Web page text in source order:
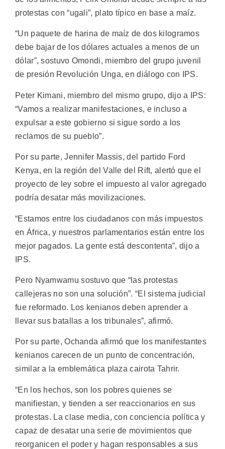
protestas con “ugali”, plato típico en base a maíz.
“Un paquete de harina de maíz de dos kilogramos
debe bajar de los dólares actuales a menos de un
dólar”, sostuvo Omondi, miembro del grupo juvenil
de presión Revolución Unga, en diálogo con IPS.
Peter Kimani, miembro del mismo grupo, dijo a IPS:
“Vamos a realizar manifestaciones, e incluso a
expulsar a este gobierno si sigue sordo a los
reclamos de su pueblo”.
Por su parte, Jennifer Massis, del partido Ford
Kenya, en la región del Valle del Rift, alertó que el
proyecto de ley sobre el impuesto al valor agregado
podría desatar más movilizaciones.
“Estamos entre los ciudadanos con más impuestos
en África, y nuestros parlamentarios están entre los
mejor pagados. La gente está descontenta”, dijo a
IPS.
Pero Nyamwamu sostuvo que “las protestas
callejeras no son una solución”. “El sistema judicial
fue reformado. Los kenianos deben aprender a
llevar sus batallas a los tribunales”, afirmó.
Por su parte, Ochanda afirmó que los manifestantes
kenianos carecen de un punto de concentración,
similar a la emblemática plaza cairota Tahrir.
“En los hechos, son los pobres quienes se
manifiestan, y tienden a ser reaccionarios en sus
protestas. La clase media, con conciencia política y
capaz de desatar una serie de movimientos que
reorganicen el poder y hagan responsables a sus